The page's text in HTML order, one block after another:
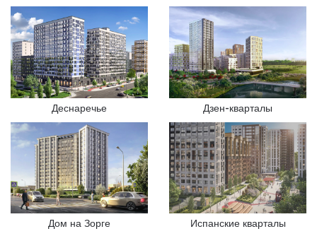
Деснаречье Дзен-кварталы
Дом на Зорге Испанские кварталы